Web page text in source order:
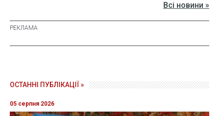
Всі новини »
ОСТАННІ ПУБЛІКАЦІЇ »
05 серпня 2026